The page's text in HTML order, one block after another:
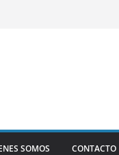
SOMOS CONTACTO